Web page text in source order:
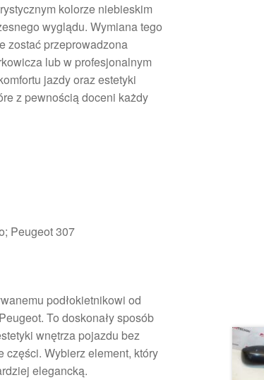
kolorze niebieskim
wyglądu. Wymiana tego
zostać przeprowadzona
lub w profesjonalnym
jazdy oraz estetyki
z pewnością doceni każdy
Peugeot 307
podłokietnikowi od
To doskonały sposób
wnętrza pojazdu bez
Wybierz element, który
elegancką.